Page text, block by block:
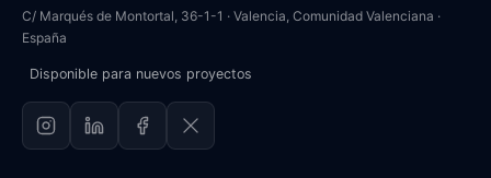
C/ Marqués de Montortal, 36-1-1 · Valencia, Comunidad Valenciana ·
España
Disponible para nuevos proyectos